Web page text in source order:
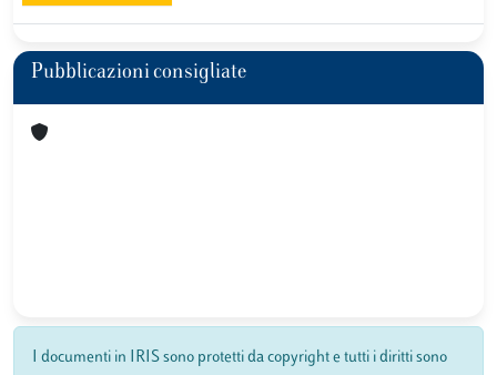
Pubblicazioni consigliate
I documenti in IRIS sono protetti da copyright e tutti i diritti sono